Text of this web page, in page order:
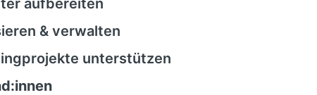
aufbereiten
& verwalten
unterstützen